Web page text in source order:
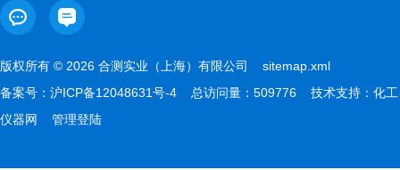
版权所有 © 2026 合测实业（上海）有限公司 sitemap.xml
备案号： 沪ICP备12048631号-4 总访问量：509776 技术支持： 化工
仪器网
管理登陆